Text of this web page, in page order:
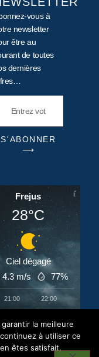
vous à
newsletter
être au
de toutes
dernières
S'ABONNER
⟶
Frejus
28°C
Ciel dégagé
4.3 m/s
77%
21:00
28°C
22:00
27°C 27°C
la meilleure
à utiliser ce
êtes satisfait.